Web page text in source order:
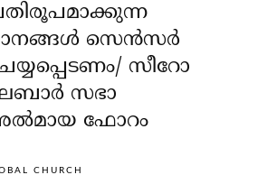
സെൻസർ
സീറോ
സഭാ
ഫോറം
CHURCH